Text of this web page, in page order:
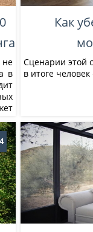
в
Как
Сценарии этой
в итоге